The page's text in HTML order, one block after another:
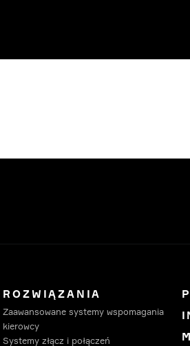
ROZWIĄZANIA
Zaawansowane systemy wspomagania
kierowcy
Systemy złącz i połączeń